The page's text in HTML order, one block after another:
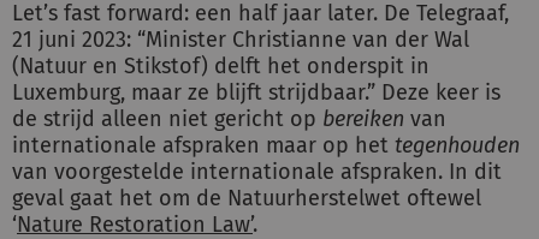
Let’s fast forward: een half jaar later. De Telegraaf,
21 juni 2023: “Minister Christianne van der Wal
(Natuur en Stikstof) delft het onderspit in
Luxemburg, maar ze blijft strijdbaar.” Deze keer is
de strijd alleen niet gericht op bereiken van
internationale afspraken maar op het tegenhouden
van voorgestelde internationale afspraken. In dit
geval gaat het om de Natuurherstelwet oftewel
‘Nature Restoration Law’.